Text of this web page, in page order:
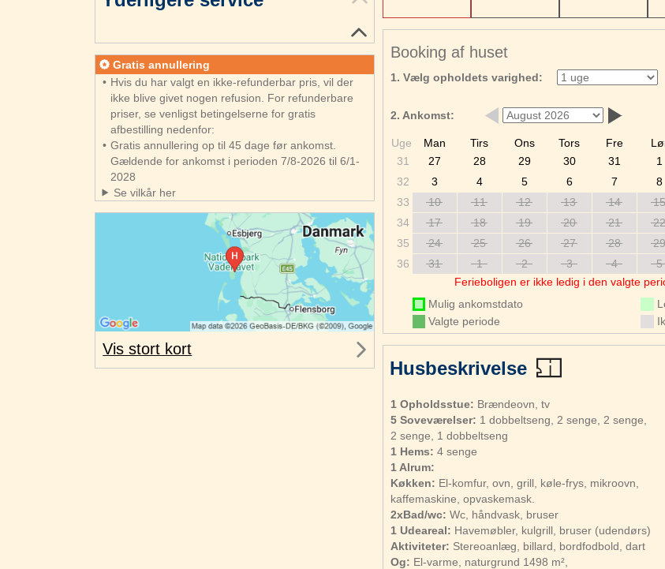
Booking af huset
1. Vælg opholdets varighed:
2. Ankomst:
Uge Man Tirs Ons Tors Fre
31
27 28 29 30 31 1
32
3 4 5 6 7 8
33
10 11 12 13 14 15
34
17 18 19 20 21 22
35
24 25 26 27 28 29
36
31 1 2 3 4 5
Ferieboligen er ikke ledig i den valgte
Mulig ankomstdato
Valgte periode
Husbeskrivelse
1 Opholdsstue: Brændeovn, tv
5 Soveværelser: 1 dobbeltseng, 2 senge, 2 senge,
2 senge, 1 dobbeltseng
1 Hems: 4 senge
1 Alrum:
Køkken: El-komfur, ovn, grill, køle-frys, mikroovn,
kaffemaskine, opvaskemask.
2xBad/wc: Wc, håndvask, bruser
1 Udeareal: Havemøbler, kulgrill, bruser (udendørs)
Aktiviteter: Stereoanlæg, billard, bordfodbold, dart
Og: El-varme, naturgrund 1498 m²,
Gratis annullering
Hvis du har valgt en ikke-refunderbar pris, vil der
ikke blive givet nogen refusion. For refunderbare
priser, se venligst betingelserne for gratis
afbestilling nedenfor:
Gratis annullering op til 45 dage før ankomst.
Gældende for ankomst i perioden 7/8-2026 til 6/1-
2028
Se vilkår her
Vis stort kort